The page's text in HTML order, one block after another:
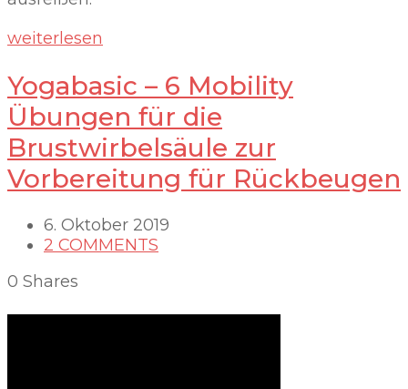
weiterlesen
Yogabasic – 6 Mobility
Übungen für die
Brustwirbelsäule zur
Vorbereitung für Rückbeugen
6. Oktober 2019
2 COMMENTS
0 Shares